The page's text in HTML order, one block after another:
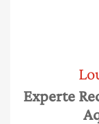
Experte